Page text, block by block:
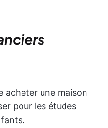
acheter une maison
pour les études